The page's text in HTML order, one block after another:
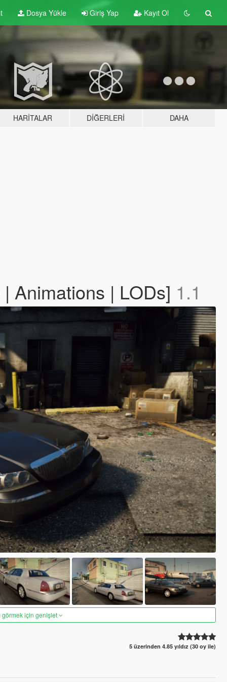
Dosya Yükle Giriş Yap Kayıt Ol
HARITALAR DIĞERLERI DAHA
Animations | LODs] 1.1
görmek için genişlet
5 üzerinden 4.85 yıldız (30 oy ile)